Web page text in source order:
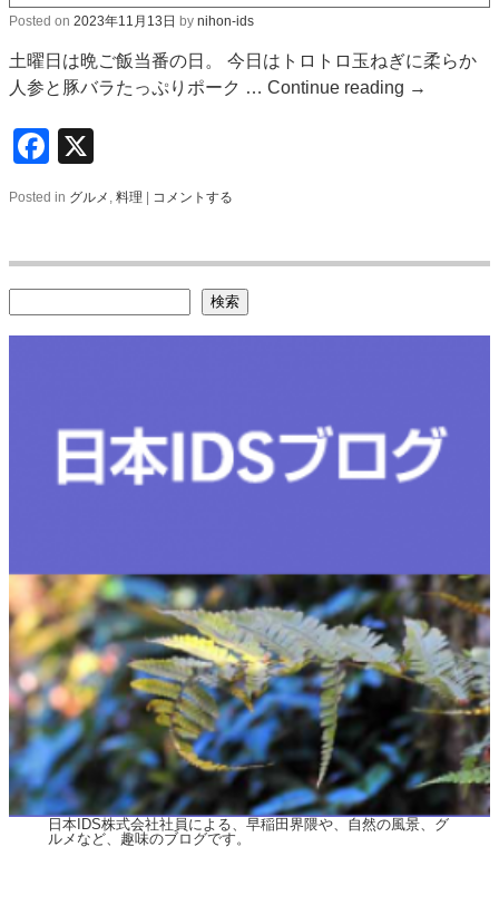
Posted on 2023年11月13日 by nihon-ids
土曜日は晩ご飯当番の日。 今日はトロトロ玉ねぎに柔らか
人参と豚バラたっぷりポーク … Continue reading →
Facebook
Posted in グルメ , 料理 コメントする
検索
日本IDS株式会社社員による、早稲田界隈や、自然の風景、グ
ルメなど、趣味のブログです。